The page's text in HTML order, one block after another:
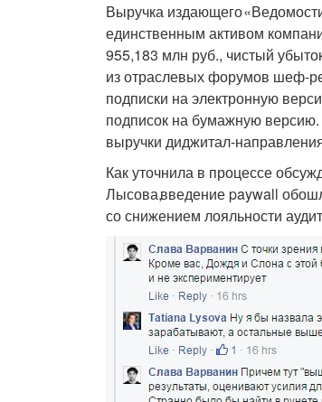
Выручка издающего«
единственным активом
955,183 млн руб., чистый
из отраслевых форумов шеф-
подписки на электронную
подписок на бумажную
выручки диджитал-
Как уточнила в процессе
Лысова,введение paywall
со снижением лояльности